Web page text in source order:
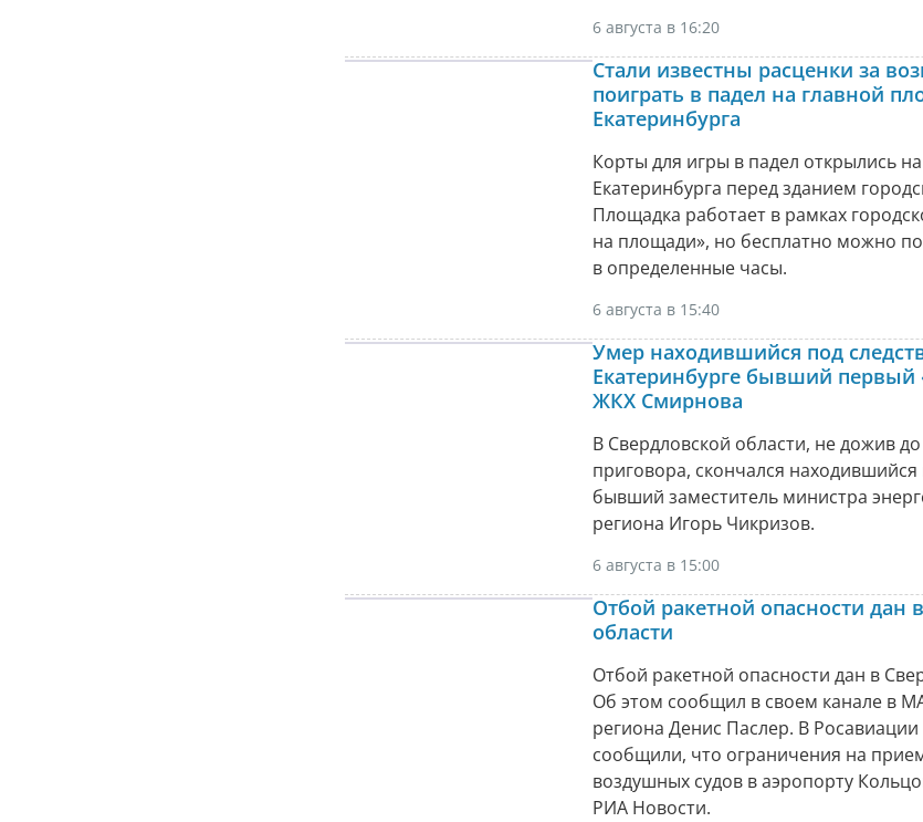
6 августа в 16:20
Стали известны расценки за
поиграть в падел на главной
Екатеринбурга
Корты для игры в падел открылись
Екатеринбурга перед зданием
Площадка работает в рамках
на площади», но бесплатно можно
в определенные часы.
6 августа в 15:40
Умер находившийся под
Екатеринбурге бывший первый
ЖКХ Смирнова
В Свердловской области, не дожив
приговора, скончался находившийся
бывший заместитель министра
региона Игорь Чикризов.
6 августа в 15:00
Отбой ракетной опасности дан
области
Отбой ракетной опасности дан в
Об этом сообщил в своем канале в
региона Денис Паслер. В
сообщили, что ограничения на
воздушных судов в аэропорту
РИА Новости.